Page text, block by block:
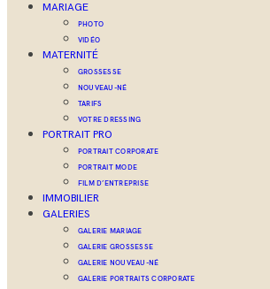
MARIAGE
PHOTO
VIDÉO
MATERNITÉ
GROSSESSE
NOUVEAU-NÉ
TARIFS
VOTRE DRESSING
PORTRAIT PRO
PORTRAIT CORPORATE
PORTRAIT MODE
FILM D’ENTREPRISE
IMMOBILIER
GALERIES
GALERIE MARIAGE
GALERIE GROSSESSE
GALERIE NOUVEAU-NÉ
GALERIE PORTRAITS CORPORATE